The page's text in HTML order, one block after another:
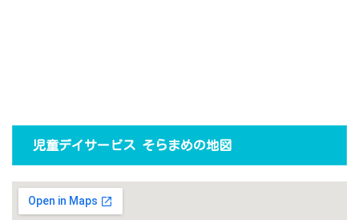
児童デイサービス そらまめの地図